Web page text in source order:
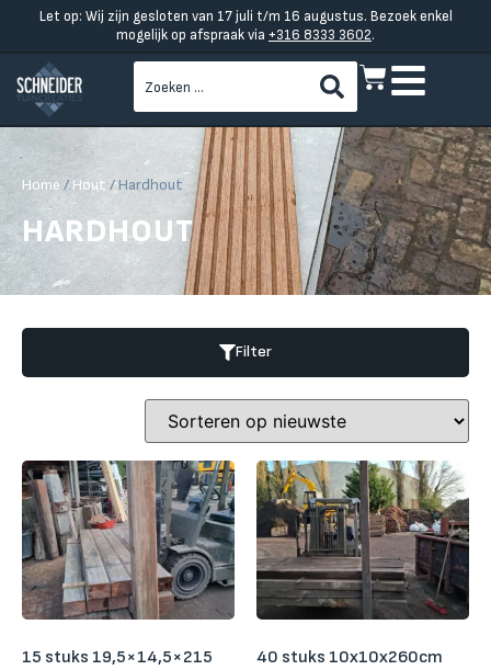
Let op: Wij zijn gesloten van 17 juli t/m 16 augustus. Bezoek enkel
mogelijk op afspraak via +316 8333 3602.
Home /Hout / Hardhout
HARDHOUT
Filter
15 stuks 19,5×14,5×215
40 stuks 10x10x260cm